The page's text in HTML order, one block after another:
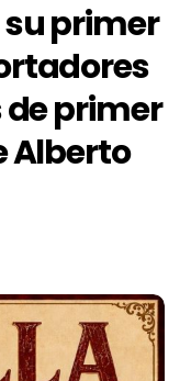
primer
primer
Alberto